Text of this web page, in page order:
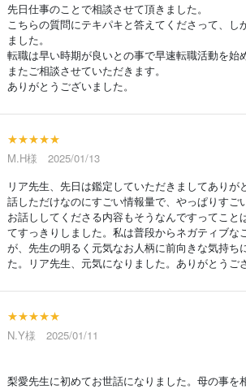
先日仕事のことで相談させて頂きました。
こちらの質問にテキパキと答えてくださって、し
ました。
転職は早い時期が良いとの事で早速転職活動を始
またご相談させていただきます。
ありがとうございました。
★★★★★
M.H様 2025/01/13
リア先生、先日は鑑定していただきましてありが
話しただけなのにすごい情報量で、やっぱりすご
お話ししてくださる内容もそうなんですってこと
てすっきりしました。私は普段からネガティブな
が、先生の明るく元気なお人柄に前向きな気持ち
た。リア先生、元気になりました。ありがとうご
★★★★★
N.Y様 2025/01/11
梨愛先生に初めてお世話になりました。母の事を